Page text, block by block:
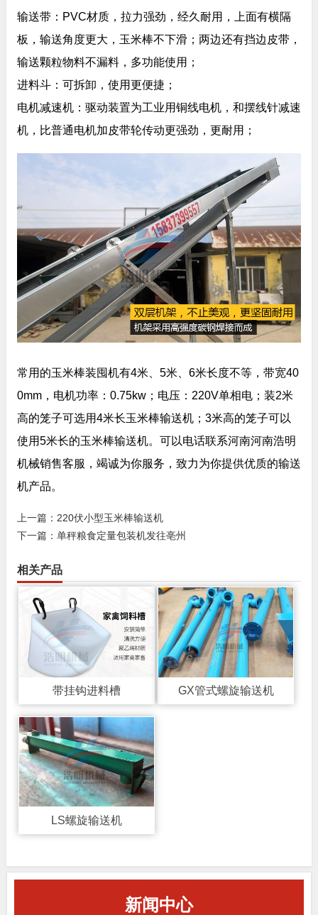
输送带：PVC材质，拉力强劲，经久耐用，上面有横隔
板，输送角度更大，玉米棒不下滑；两边还有挡边皮带，
输送颗粒物料不漏料，多功能使用；
进料斗：可拆卸，使用更便捷；
电机减速机：驱动装置为工业用铜线电机，和摆线针减速
机，比普通电机加皮带轮传动更强劲，更耐用；
常用的玉米棒装囤机有4米、5米、6米长度不等，带宽40
0mm，电机功率：0.75kw；电压：220V单相电；装2米
高的笼子可选用4米长玉米棒输送机；3米高的笼子可以
使用5米长的玉米棒输送机。可以电话联系河南河南浩明
机械销售客服，竭诚为你服务，致力为你提供优质的输送
机产品。
上一篇： 220伏小型玉米棒输送机
下一篇： 单秤粮食定量包装机发往亳州
相关产品
带挂钩进料槽 GX管式螺旋输送机
LS螺旋输送机
新闻中心